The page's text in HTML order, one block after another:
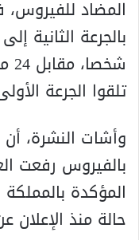
المضاد للفيروس،
تلقوا الجرعة
وأشات النشرة، أن
بالفيروس رفعت